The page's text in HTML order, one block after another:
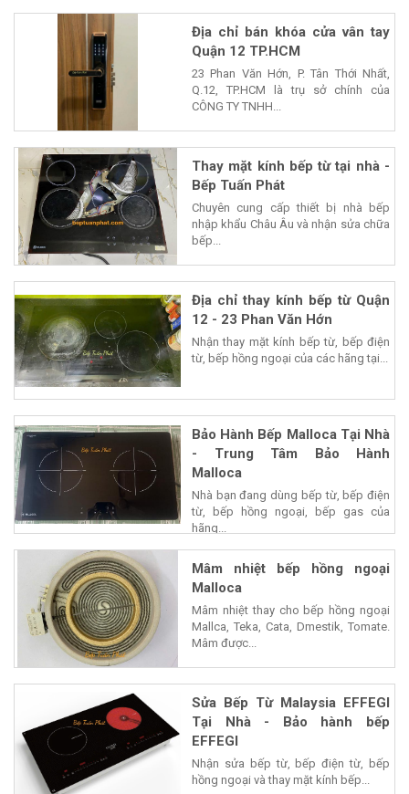
Địa chỉ bán khóa cửa vân tay
Quận 12 TP.HCM
23 Phan Văn Hớn, P. Tân Thới Nhất,
Q.12, TP.HCM là trụ sở chính của
CÔNG TY TNHH...
Thay mặt kính bếp từ tại nhà -
Bếp Tuấn Phát
Chuyên cung cấp thiết bị nhà bếp
nhập khẩu Châu Âu và nhận sửa chữa
bếp...
Địa chỉ thay kính bếp từ Quận
12 - 23 Phan Văn Hớn
Nhận thay mặt kính bếp từ, bếp điện
từ, bếp hồng ngoại của các hãng tại...
Bảo Hành Bếp Malloca Tại Nhà
- Trung Tâm Bảo Hành
Malloca
Nhà bạn đang dùng bếp từ, bếp điện
từ, bếp hồng ngoại, bếp gas của
hãng...
Mâm nhiệt bếp hồng ngoại
Malloca
Mâm nhiệt thay cho bếp hồng ngoại
Mallca, Teka, Cata, Dmestik, Tomate.
Mâm được...
Sửa Bếp Từ Malaysia EFFEGI
Tại Nhà - Bảo hành bếp
EFFEGI
Nhận sửa bếp từ, bếp điện từ, bếp
hồng ngoại và thay mặt kính bếp...